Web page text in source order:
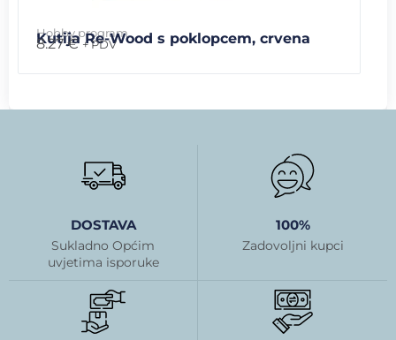
Hobby program
Kutija Re-Wood s poklopcem, crvena
8.27€ + PDV
DOSTAVA
Sukladno Općim
uvjetima isporuke
100%
Zadovoljni kupci